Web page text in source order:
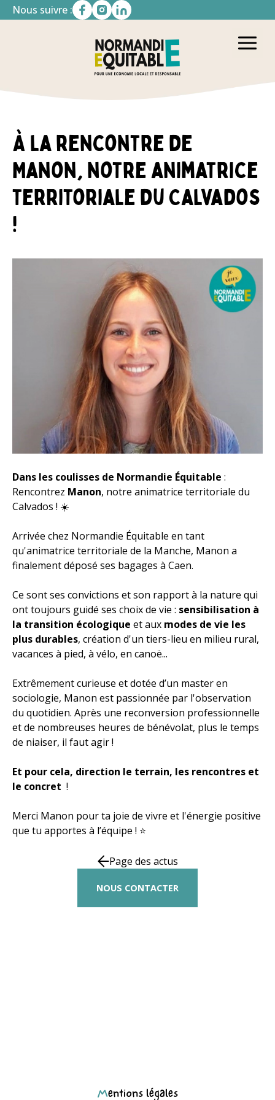
Nous suivre :
À la rencontre de
Manon, notre animatrice
territoriale du Calvados
!
Dans les coulisses de Normandie Équitable :
Rencontrez Manon, notre animatrice territoriale du
Calvados ! ☀️
Arrivée chez Normandie Équitable en tant
qu'animatrice territoriale de la Manche, Manon a
finalement déposé ses bagages à Caen.
Ce sont ses convictions et son rapport à la nature qui
ont toujours guidé ses choix de vie : sensibilisation à
la transition écologique et aux modes de vie les
plus durables, création d'un tiers-lieu en milieu rural,
vacances à pied, à vélo, en canoë...
Extrêmement curieuse et dotée d’un master en
sociologie, Manon est passionnée par l'observation
du quotidien. Après une reconversion professionnelle
et de nombreuses heures de bénévolat, plus le temps
de niaiser, il faut agir !
Et pour cela, direction le terrain, les rencontres et
le concret !
Merci Manon pour ta joie de vivre et l'énergie positive
que tu apportes à l’équipe ! ⭐​
Page des actus
NOUS CONTACTER
Mentions légales